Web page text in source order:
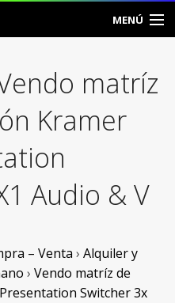
MENÚ
matríz
Kramer
Audio & V
– Venta › Alquiler y
› Vendo matríz de
Switcher 3x